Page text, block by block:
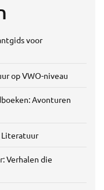
voor
op VWO-niveau
Avonturen
Literatuur
Verhalen die